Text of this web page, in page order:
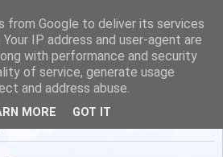
Baden-
from Google to deliver its services
IP address and user-agent are
with performance and security
of service, generate usage
and address abuse.
MORE GOT IT